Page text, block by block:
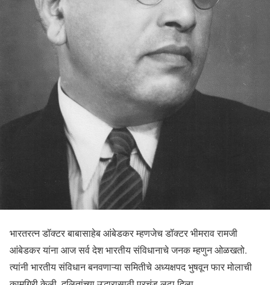
भारतरत्न डॉक्टर बाबासाहेब आंबेडकर म्हणजेच डॉक्टर भीमराव रामजी
आंबेडकर यांना आज सर्व देश भारतीय संविधानाचे जनक म्हणुन ओळखतो.
त्यांनी भारतीय संविधान बनवणाऱ्या समितीचे अध्यक्षपद भुषवून फार मोलाची